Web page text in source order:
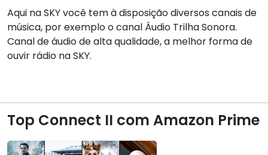
Aqui na SKY você tem à disposição diversos canais de
música, por exemplo o canal Áudio Trilha Sonora.
Canal de áudio de alta qualidade, a melhor forma de
ouvir rádio na SKY.
Top Connect II com Amazon Prime